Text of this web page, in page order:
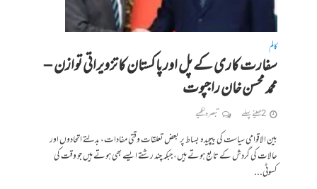
کالم
سفارت کاری کے پل اور پاکستان کا تزویراتی توازن –
محمد محسن خان راجپوت
2 مہینے پہلے تبصرہ لکھیے
بین الاقوامی سیاست کی پیچیدہ بساط پر بعض تعلقات وقتی مفادات، بدلتے اتحادوں اور
حالات کی گردش کے تابع ہوتے ہیں، جبکہ چند رشتے ایسے بھی ہوتے ہیں جو وقت کی
کسوٹی...